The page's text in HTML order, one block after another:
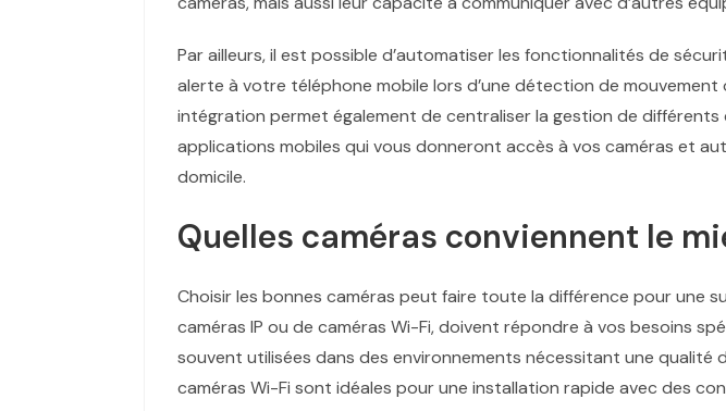
Par ailleurs, il est possible d’automatiser les fonctionnalités de
alerte à votre téléphone mobile lors d’une détection de
intégration permet également de centraliser la gestion de
applications mobiles qui vous donneront accès à vos caméras et
domicile.
Quelles caméras conviennent le
Choisir les bonnes caméras peut faire toute la différence pour une
caméras IP ou de caméras Wi-Fi, doivent répondre à vos besoins
souvent utilisées dans des environnements nécessitant une qualité
caméras Wi-Fi sont idéales pour une installation rapide avec des